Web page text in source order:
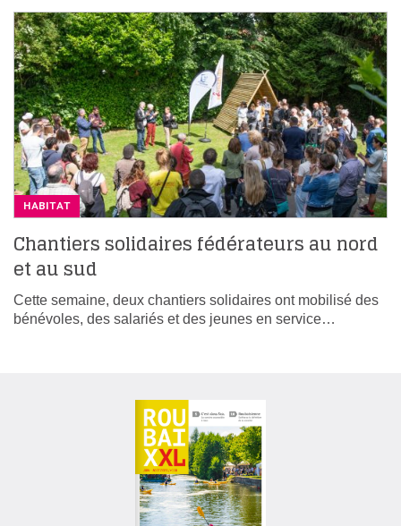
HABITAT
Chantiers solidaires fédérateurs au nord
et au sud
Cette semaine, deux chantiers solidaires ont mobilisé des
bénévoles, des salariés et des jeunes en service…